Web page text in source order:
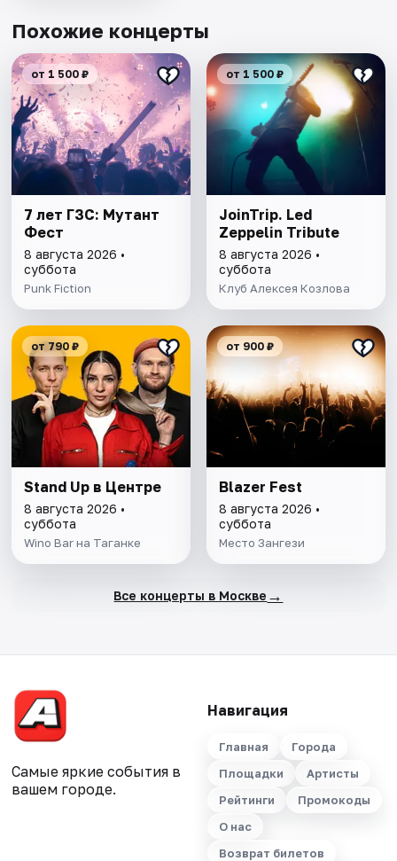
Похожие концерты
от 1 500 ₽
7 лет ГЗС: Мутант
Фест
8 августа 2026 •
суббота
Punk Fiction
от 1 500 ₽
JoinTrip. Led
Zeppelin Tribute
8 августа 2026 •
суббота
Клуб Алексея Козлова
от 790 ₽
Stand Up в Центре
8 августа 2026 •
суббота
Wino Bar на Таганке
от 900 ₽
Blazer Fest
8 августа 2026 •
суббота
Место Зангези
Все концерты в Москве →
Самые яркие события в
вашем городе.
Навигация
Главная
Города
Площадки
Артисты
Рейтинги
Промокоды
О нас
Возврат билетов